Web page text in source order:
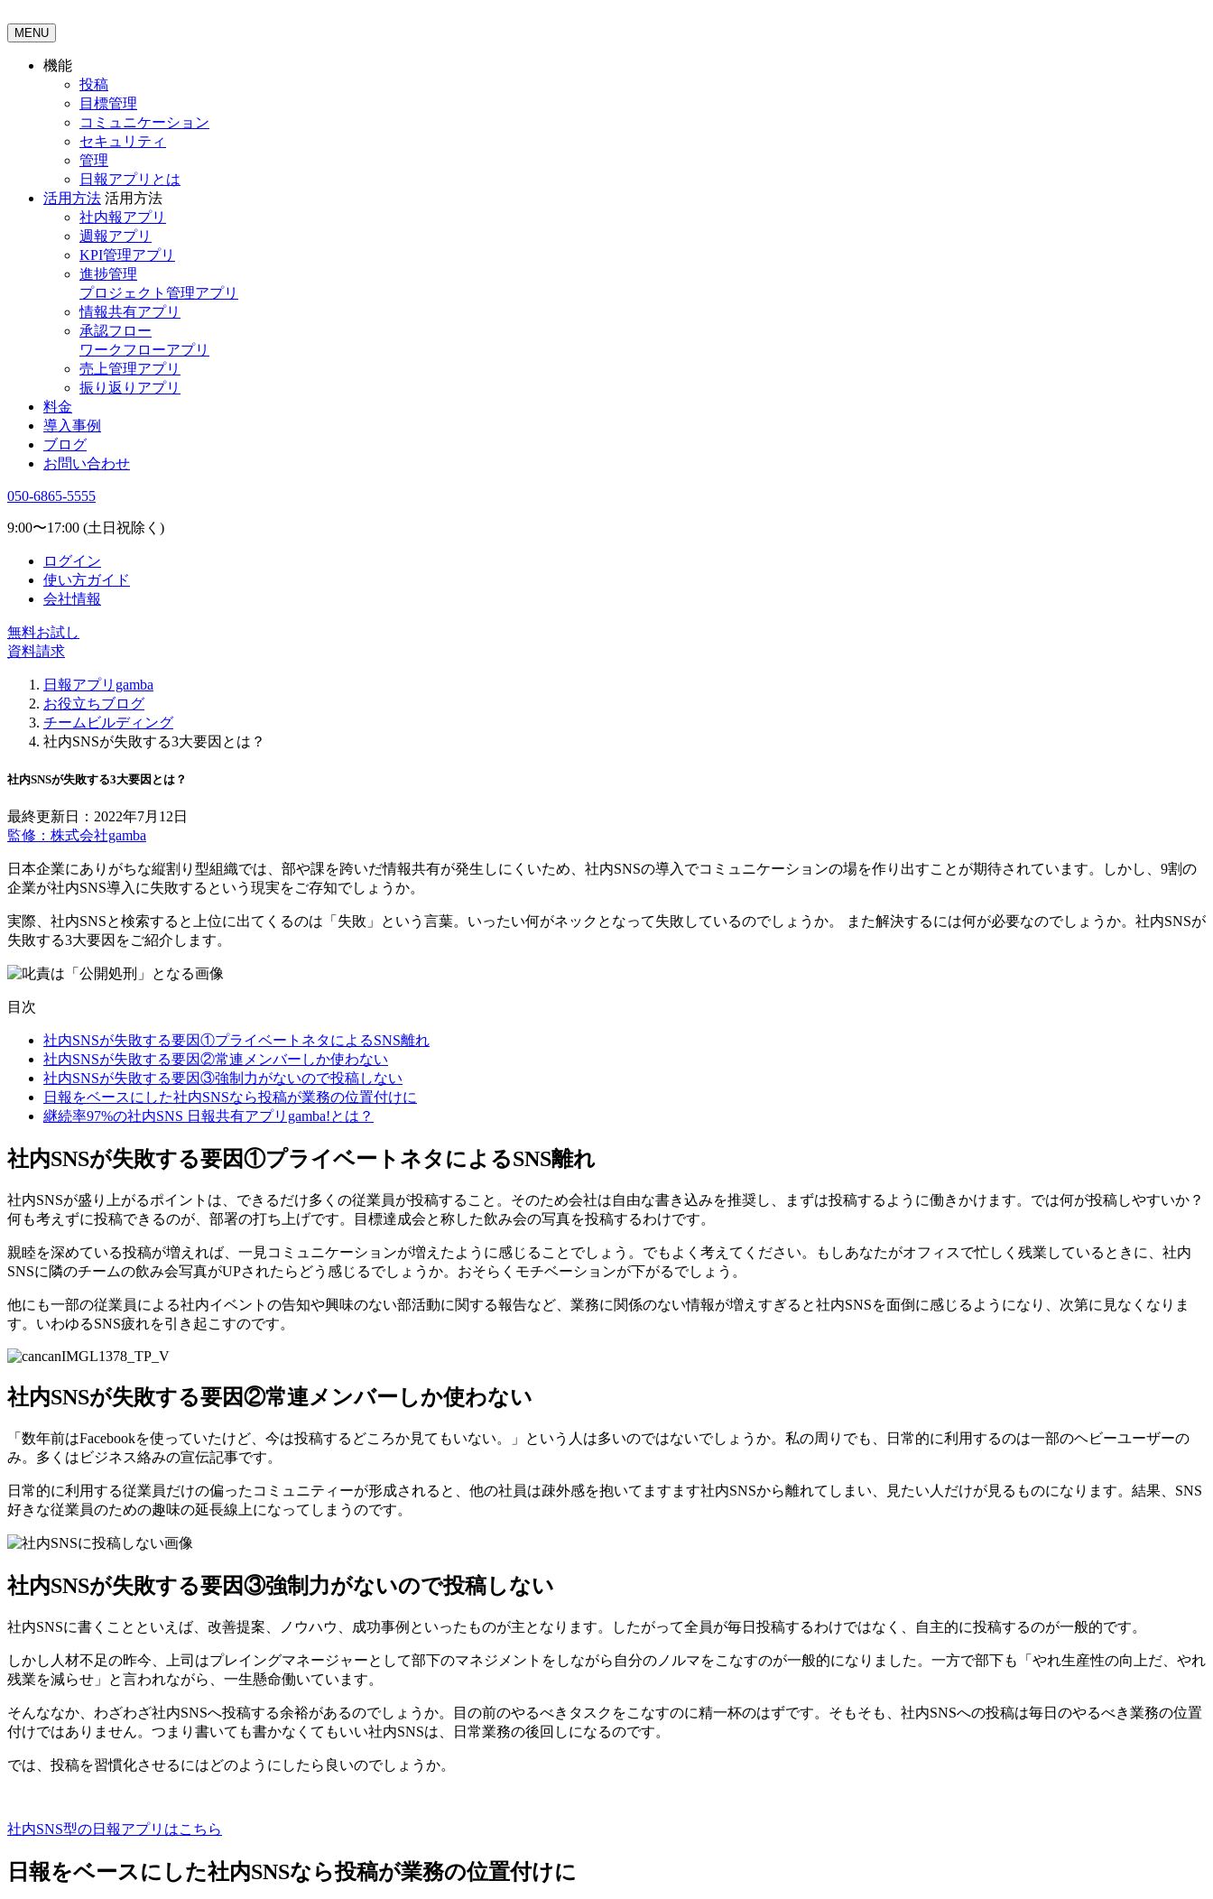
MENU
機能
投稿
目標管理
コミュニケーション
セキュリティ
管理
日報アプリとは
活用方法 活用方法
社内報アプリ
週報アプリ
KPI管理アプリ
進捗管理
プロジェクト管理アプリ
情報共有アプリ
承認フロー
ワークフローアプリ
売上管理アプリ
振り返りアプリ
料金
導入事例
ブログ
お問い合わせ
050-6865-5555
9:00〜17:00 (土日祝除く)
ログイン
使い方ガイド
会社情報
無料お試し
資料請求
日報アプリgamba
お役立ちブログ
チームビルディング
社内SNSが失敗する3大要因とは？
社内SNSが失敗する3大要因とは？
最終更新日：2022年7月12日
監修：株式会社gamba
日本企業にありがちな縦割り型組織では、部や課を跨いだ情報共有が発生しにくいため、社内SNSの導入でコミュニケーションの場を作り出すことが期待されています。しかし、9割の
企業が社内SNS導入に失敗するという現実をご存知でしょうか。
実際、社内SNSと検索すると上位に出てくるのは「失敗」という言葉。いったい何がネックとなって失敗しているのでしょうか。 また解決するには何が必要なのでしょうか。社内SNSが
失敗する3大要因をご紹介します。
目次
社内SNSが失敗する要因①プライベートネタによるSNS離れ
社内SNSが失敗する要因②常連メンバーしか使わない
社内SNSが失敗する要因③強制力がないので投稿しない
日報をベースにした社内SNSなら投稿が業務の位置付けに
継続率97%の社内SNS 日報共有アプリgamba!とは？
社内SNSが失敗する要因①プライベートネタによるSNS離れ
社内SNSが盛り上がるポイントは、できるだけ多くの従業員が投稿すること。そのため会社は自由な書き込みを推奨し、まずは投稿するように働きかけます。では何が投稿しやすいか？
何も考えずに投稿できるのが、部署の打ち上げです。目標達成会と称した飲み会の写真を投稿するわけです。
親睦を深めている投稿が増えれば、一見コミュニケーションが増えたように感じることでしょう。でもよく考えてください。もしあなたがオフィスで忙しく残業しているときに、社内
SNSに隣のチームの飲み会写真がUPされたらどう感じるでしょうか。おそらくモチベーションが下がるでしょう。
他にも一部の従業員による社内イベントの告知や興味のない部活動に関する報告など、業務に関係のない情報が増えすぎると社内SNSを面倒に感じるようになり、次第に見なくなりま
す。いわゆるSNS疲れを引き起こすのです。
社内SNSが失敗する要因②常連メンバーしか使わない
「数年前はFacebookを使っていたけど、今は投稿するどころか見てもいない。」という人は多いのではないでしょうか。私の周りでも、日常的に利用するのは一部のヘビーユーザーの
み。多くはビジネス絡みの宣伝記事です。
日常的に利用する従業員だけの偏ったコミュニティーが形成されると、他の社員は疎外感を抱いてますます社内SNSから離れてしまい、見たい人だけが見るものになります。結果、SNS
好きな従業員のための趣味の延長線上になってしまうのです。
社内SNSが失敗する要因③強制力がないので投稿しない
社内SNSに書くことといえば、改善提案、ノウハウ、成功事例といったものが主となります。したがって全員が毎日投稿するわけではなく、自主的に投稿するのが一般的です。
しかし人材不足の昨今、上司はプレイングマネージャーとして部下のマネジメントをしながら自分のノルマをこなすのが一般的になりました。一方で部下も「やれ生産性の向上だ、やれ
残業を減らせ」と言われながら、一生懸命働いています。
そんななか、わざわざ社内SNSへ投稿する余裕があるのでしょうか。目の前のやるべきタスクをこなすのに精一杯のはずです。そもそも、社内SNSへの投稿は毎日のやるべき業務の位置
付けではありません。つまり書いても書かなくてもいい社内SNSは、日常業務の後回しになるのです。
では、投稿を習慣化させるにはどのようにしたら良いのでしょうか。
社内SNS型の日報アプリはこちら
日報をベースにした社内SNSなら投稿が業務の位置付けに